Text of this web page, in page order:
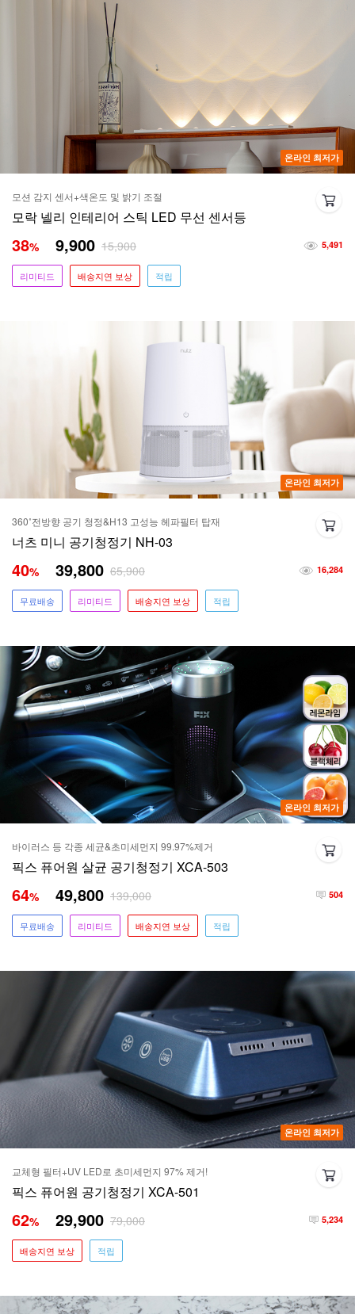
온라인 최저가
모션 감지 센서+색온도 및 밝기 조절
모락 넬리 인테리어 스틱 LED 무선 센서등
5,491
38% 9,900 15,900
리미티드 배송지연 보상 적립
온라인 최저가
360˚전방향 공기 청정&H13 고성능 헤파필터 탑재
너츠 미니 공기청정기 NH-03
16,284
40% 39,800 65,900
무료배송 리미티드 배송지연 보상 적립
온라인 최저가
바이러스 등 각종 세균&초미세먼지 99.97%제거
픽스 퓨어원 살균 공기청정기 XCA-503
504
64% 49,800 139,000
무료배송 리미티드 배송지연 보상 적립
온라인 최저가
교체형 필터+UV LED로 초미세먼지 97% 제거!
픽스 퓨어원 공기청정기 XCA-501
5,234
62% 29,900 79,000
배송지연 보상 적립